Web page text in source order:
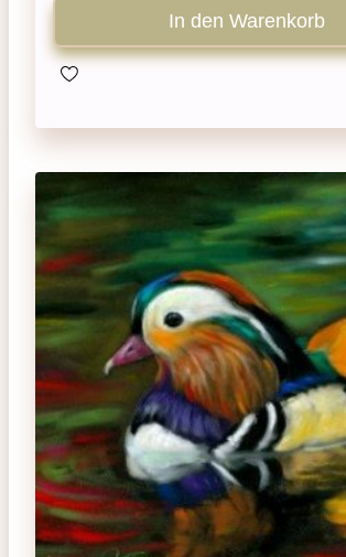
In den Warenkorb